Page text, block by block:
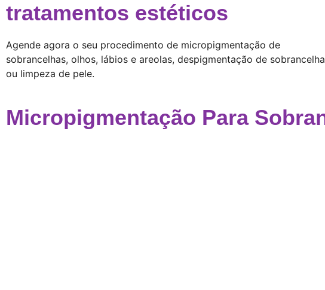
tratamentos estéticos
Agende agora o seu procedimento de micropigmentação de
sobrancelhas, olhos, lábios e areolas, despigmentação de
ou limpeza de pele.
Micropigmentação Para